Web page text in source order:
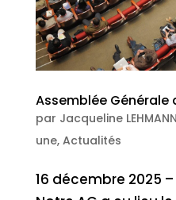
Assemblée Générale
par Jacqueline
une, Actualités
16 décembre 2025